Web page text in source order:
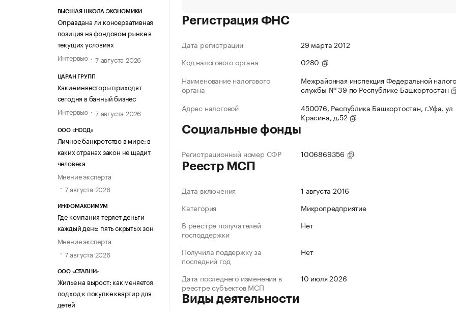
ВЫСШАЯ ШКОЛА ЭКОНОМИКИ
Оправдана ли консервативная
позиция на фондовом рынке в
текущих условиях
Интервью
7 августа 2026
ЦАРАН ГРУПП
Какие инвесторы приходят
сегодня в банный бизнес
Интервью
7 августа 2026
ООО «НССД»
Личное банкротство в мире: в
каких странах закон не щадит
человека
Мнение эксперта
7 августа 2026
ИНФОМАКСИМУМ
Где компания теряет деньги
каждый день: пять скрытых зон
Мнение эксперта
7 августа 2026
ООО «СТАВНИ»
Жилье на вырост: как меняется
подход к покупке квартир для
детей
Регистрация ФНС
Дата регистрации
29 марта 2012
Код налогового органа
0280
Наименование налогового
органа
Межрайонная инспекция Федеральной
службы № 39 по Республике Башкортостан
Адрес налоговой
450076, Республика Башкортостан, г.Уфа, ул
Красина, д.52
Социальные фонды
Регистрационный номер СФР 1006869356
Реестр МСП
Дата включения
1 августа 2016
Категория
Микропредприятие
В реестре получателей
господдержки
Нет
Получила поддержку за
последний год
Нет
Дата последнего изменения в
реестре субъектов МСП
10 июля 2026
Виды деятельности